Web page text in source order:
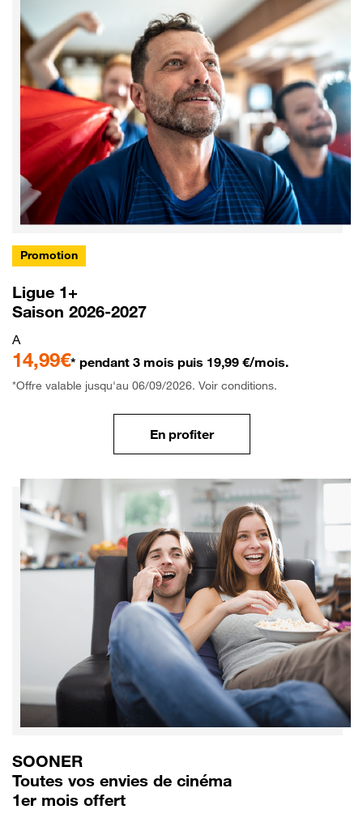
Promotion
Ligue 1+
Saison 2026-2027
A
14,99€* pendant 3 mois puis 19,99 €/mois.
*Offre valable jusqu'au 06/09/2026. Voir conditions.
En profiter
SOONER
Toutes vos envies de cinéma
1er mois offert